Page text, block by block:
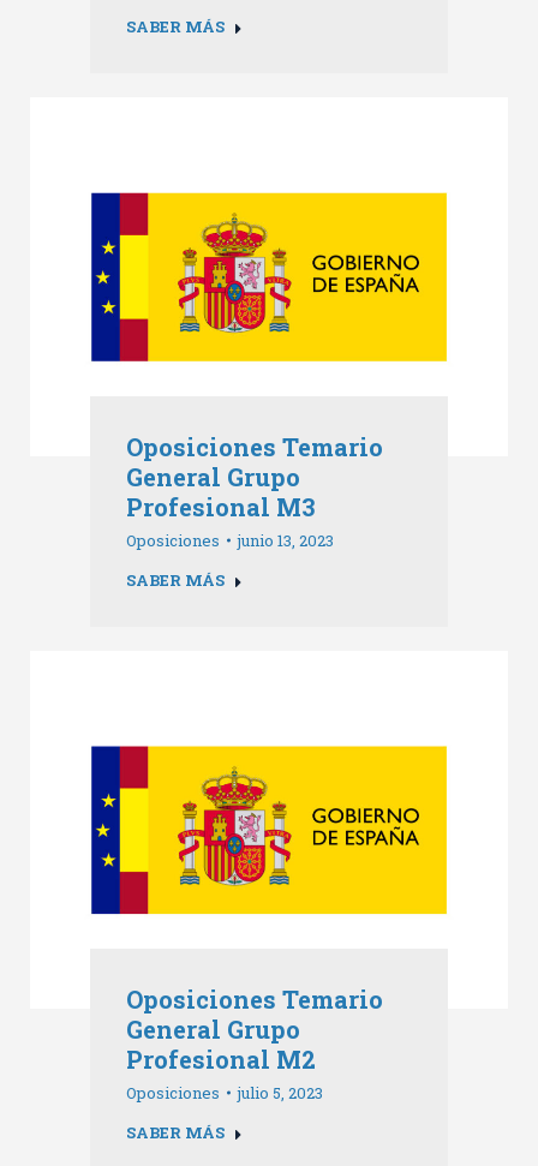
SABER MÁS
Oposiciones Temario
General Grupo
Profesional M3
Oposiciones
junio 13, 2023
SABER MÁS
Oposiciones Temario
General Grupo
Profesional M2
Oposiciones
julio 5, 2023
SABER MÁS